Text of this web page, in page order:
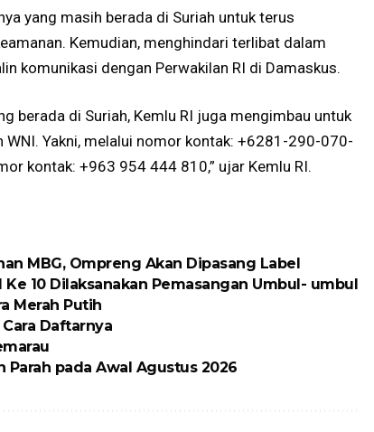
yang masih berada di Suriah untuk terus
Kemudian, menghindari terlibat dalam
komunikasi dengan Perwakilan RI di Damaskus.
berada di Suriah, Kemlu RI juga mengimbau untuk
Yakni, melalui nomor kontak: +6281-290-070-
kontak: +963 954 444 810,” ujar Kemlu RI.
MBG, Ompreng Akan Dipasang Label
Ke 10 Dilaksanakan Pemasangan Umbul- umbul
Merah Putih
Cara Daftarnya
Parah pada Awal Agustus 2026